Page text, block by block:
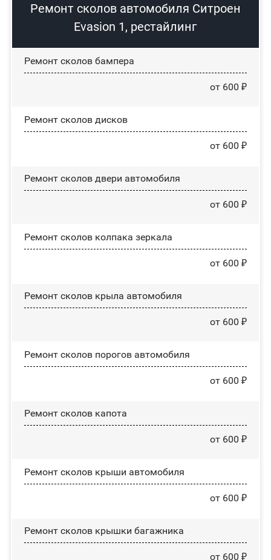
Ремонт сколов автомобиля Ситроен
Evasion 1, рестайлинг
Ремонт сколов бампера
от 600 ₽
Ремонт сколов дисков
от 600 ₽
Ремонт сколов двери автомобиля
от 600 ₽
Ремонт сколов колпака зеркала
от 600 ₽
Ремонт сколов крыла автомобиля
от 600 ₽
Ремонт сколов порогов автомобиля
от 600 ₽
Ремонт сколов капота
от 600 ₽
Ремонт сколов крыши автомобиля
от 600 ₽
Ремонт сколов крышки багажника
от 600 ₽